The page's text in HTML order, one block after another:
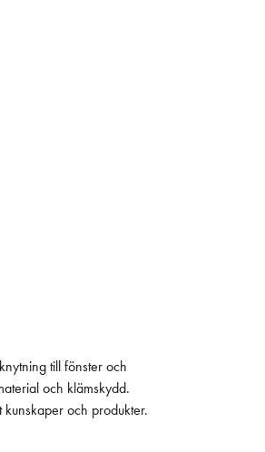
till fönster och
och klämskydd.
och produkter.